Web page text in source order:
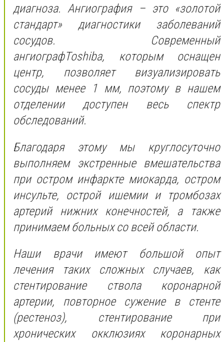
диагноза. Ангиография – это «золотой
стандарт» диагностики заболеваний
сосудов. Современный
ангиографToshiba, которым оснащен
центр, позволяет визуализировать
сосуды менее 1 мм, поэтому в нашем
отделении доступен весь спектр
обследований.
Благодаря этому мы круглосуточно
выполняем экстренные вмешательства
при остром инфаркте миокарда, остром
инсульте, острой ишемии и тромбозах
артерий нижних конечностей, а также
принимаем больных со всей области.
Наши врачи имеют большой опыт
лечения таких сложных случаев, как
стентирование ствола коронарной
артерии, повторное сужение в стенте
(рестеноз), стентирование при
хронических окклюзиях коронарных